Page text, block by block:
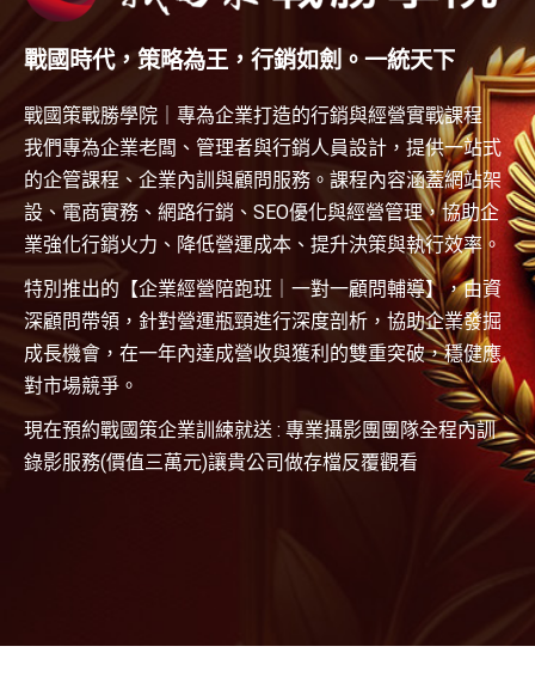
戰國時代，策略為王，行銷如劍。一統天下
戰國策戰勝學院｜專為企業打造的行銷與經營實戰課程
我們專為企業老闆、管理者與行銷人員設計，提供一站式
的企管課程、企業內訓與顧問服務。課程內容涵蓋網站架
設、電商實務、網路行銷、SEO優化與經營管理，協助企
業強化行銷火力、降低營運成本、提升決策與執行效率。
特別推出的【企業經營陪跑班｜一對一顧問輔導】，由資
深顧問帶領，針對營運瓶頸進行深度剖析，協助企業發掘
成長機會，在一年內達成營收與獲利的雙重突破，穩健應
對市場競爭。
現在預約戰國策企業訓練就送 : 專業攝影團團隊全程內訓
錄影服務(價值三萬元)讓貴公司做存檔反覆觀看